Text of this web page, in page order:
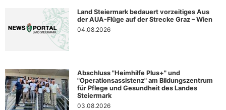
Land Steiermark bedauert vorzeitiges Aus
der AUA-Flüge auf der Strecke Graz – Wien
04.08.2026
Abschluss "Heimhilfe Plus+" und
"Operationsassistenz" am Bildungszentrum
für Pflege und Gesundheit des Landes
Steiermark
03.08.2026